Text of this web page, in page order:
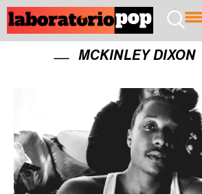
MCKINLEY DIXON